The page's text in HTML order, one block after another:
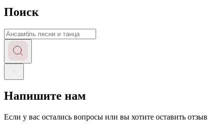
Поиск
Запрос
Напишите нам
Если у вас остались вопросы или вы хотите оставить отзыв